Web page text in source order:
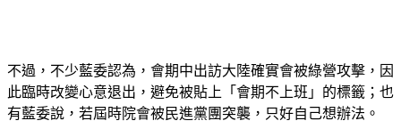
不過，不少藍委認為，會期中出訪大陸確實會被綠營攻擊，因
此臨時改變心意退出，避免被貼上「會期不上班」的標籤；也
有藍委說，若屆時院會被民進黨團突襲，只好自己想辦法。